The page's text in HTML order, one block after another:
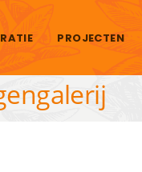
PROJECTEN